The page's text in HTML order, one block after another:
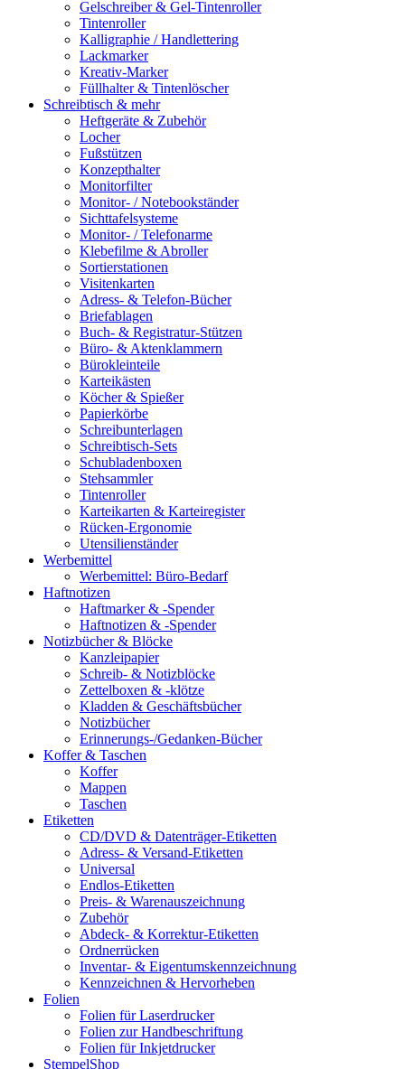
Gelschreiber & Gel-Tintenroller
Tintenroller
Kalligraphie / Handlettering
Lackmarker
Kreativ-Marker
Füllhalter & Tintenlöscher
Schreibtisch & mehr
Heftgeräte & Zubehör
Locher
Fußstützen
Konzepthalter
Monitorfilter
Monitor- / Notebookständer
Sichttafelsysteme
Monitor- / Telefonarme
Klebefilme & Abroller
Sortierstationen
Visitenkarten
Adress- & Telefon-Bücher
Briefablagen
Buch- & Registratur-Stützen
Büro- & Aktenklammern
Bürokleinteile
Karteikästen
Köcher & Spießer
Papierkörbe
Schreibunterlagen
Schreibtisch-Sets
Schubladenboxen
Stehsammler
Tintenroller
Karteikarten & Karteiregister
Rücken-Ergonomie
Utensilienständer
Werbemittel
Werbemittel: Büro-Bedarf
Haftnotizen
Haftmarker & -Spender
Haftnotizen & -Spender
Notizbücher & Blöcke
Kanzleipapier
Schreib- & Notizblöcke
Zettelboxen & -klötze
Kladden & Geschäftsbücher
Notizbücher
Erinnerungs-/Gedanken-Bücher
Koffer & Taschen
Koffer
Mappen
Taschen
Etiketten
CD/DVD & Datenträger-Etiketten
Adress- & Versand-Etiketten
Universal
Endlos-Etiketten
Preis- & Warenauszeichnung
Zubehör
Abdeck- & Korrektur-Etiketten
Ordnerrücken
Inventar- & Eigentumskennzeichnung
Kennzeichnen & Hervorheben
Folien
Folien für Laserdrucker
Folien zur Handbeschriftung
Folien für Inkjetdrucker
StempelShop